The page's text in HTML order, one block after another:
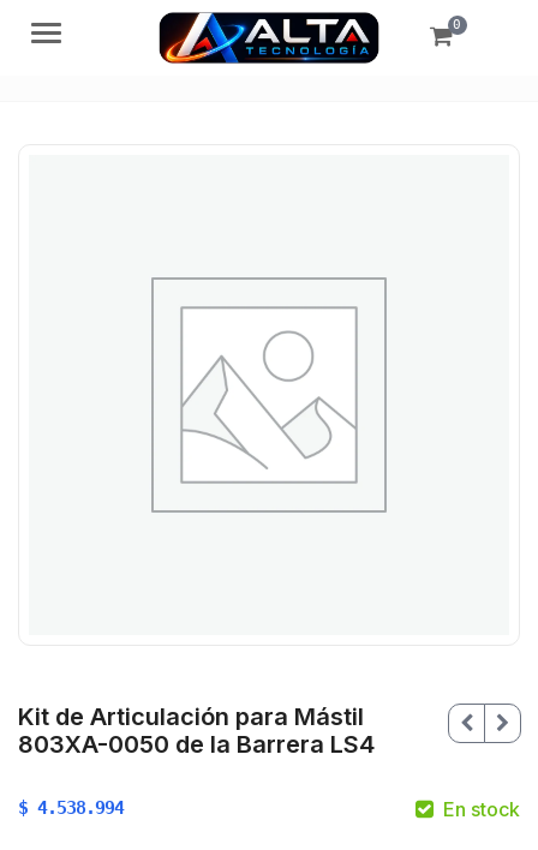
Menú 0
Kit de Articulación para Mástil
803XA-0050 de la Barrera LS4
$ 4.538.994 En stock